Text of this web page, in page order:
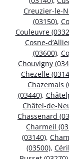
Creuzier-le-
(03150),
Couleuvre
Cosne-
(03600),
Chouvigny
Chezelle
Chazemais
(03440),
Châtel-de-
Chassenard
Charmeil
(03140),
(03500),